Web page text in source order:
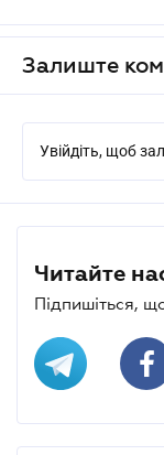
Залиште
Увійдіть, щоб
Читайте
Підпишіться,